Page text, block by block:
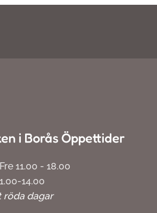
i Borås Öppettider
11.00 - 18.00
14.00
röda dagar